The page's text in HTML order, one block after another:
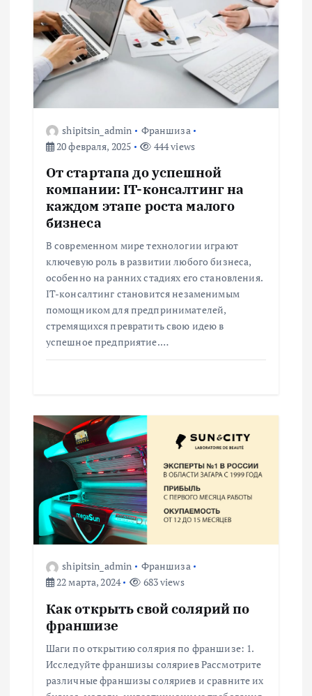
и
я
п
shipitsin_admin
Франшиза
20 февраля, 2025
444 views
От стартапа до успешной
компании: IT-консалтинг на
каждом этапе роста малого
бизнеса
В современном мире технологии играют
ключевую роль в развитии любого бизнеса,
особенно на ранних стадиях его становления.
IT-консалтинг становится незаменимым
помощником для предпринимателей,
стремящихся превратить свою идею в
успешное предприятие.…
shipitsin_admin
Франшиза
22 марта, 2024
683 views
Как открыть свой солярий по
франшизе
Шаги по открытию солярия по франшизе: 1.
Исследуйте франшизы соляриев Рассмотрите
различные франшизы соляриев и сравните их